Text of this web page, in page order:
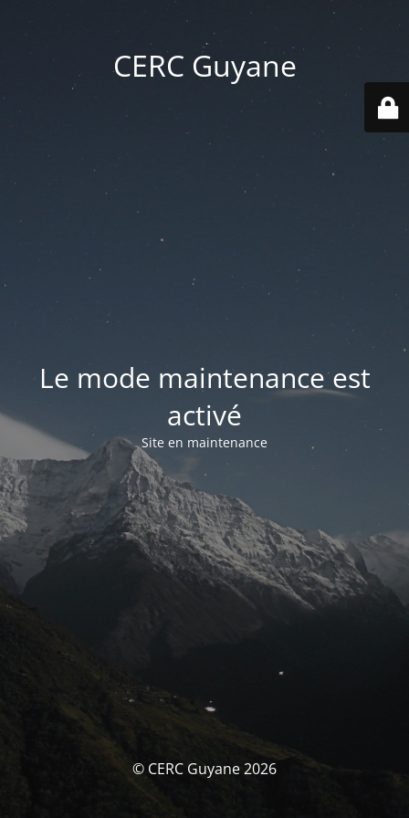
CERC Guyane
Le mode maintenance est
activé
Site en maintenance
© CERC Guyane 2026